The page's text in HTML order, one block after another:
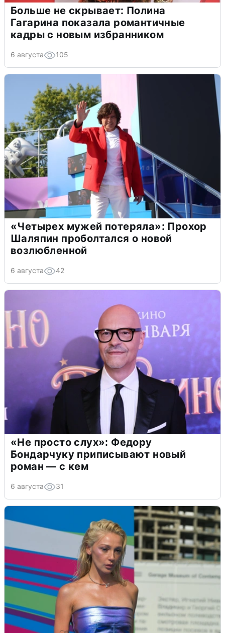
Больше не скрывает: Полина
Гагарина показала романтичные
кадры с новым избранником
6 августа 105
«Четырех мужей потеряла»: Прохор
Шаляпин проболтался о новой
возлюбленной
6 августа 42
«Не просто слух»: Федору
Бондарчуку приписывают новый
роман — с кем
6 августа 31